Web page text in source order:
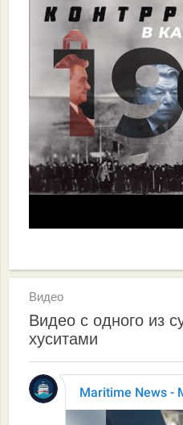
Видео
Видео с одного из
хуситами